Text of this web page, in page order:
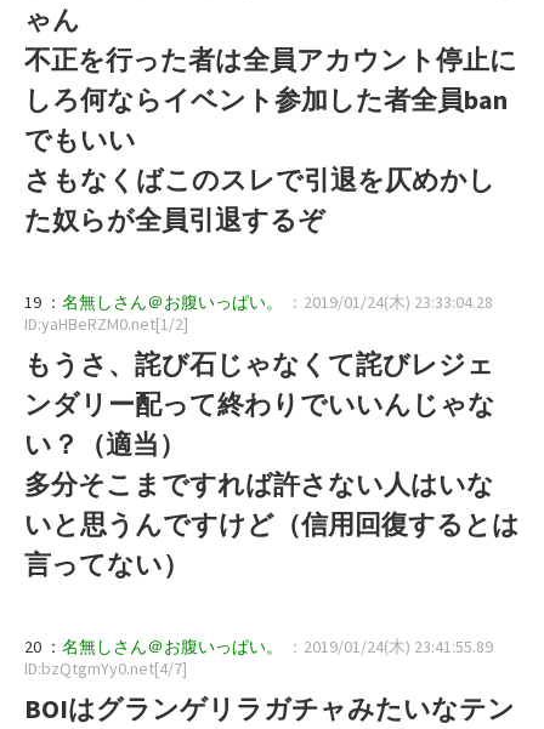
ゃん
不正を行った者は全員アカウント停止に
しろ何ならイベント参加した者全員ban
でもいい
さもなくばこのスレで引退を仄めかし
た奴らが全員引退するぞ
19 ： 名無しさん＠お腹いっぱい。
：2019/01/24(木) 23:33:04.28
ID:yaHBeRZM0.net[1/2]
もうさ、詫び石じゃなくて詫びレジェ
ンダリー配って終わりでいいんじゃな
い？（適当）
多分そこまですれば許さない人はいな
いと思うんですけど（信用回復するとは
言ってない）
20 ： 名無しさん＠お腹いっぱい。
：2019/01/24(木) 23:41:55.89
ID:bzQtgmYy0.net[4/7]
BOIはグランゲリラガチャみたいなテン